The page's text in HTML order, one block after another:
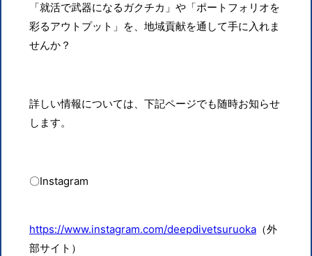
「就活で武器になるガクチカ」や「ポートフォリオを
彩るアウトプット」を、地域貢献を通して手に入れま
せんか？
詳しい情報については、下記ページでも随時お知らせ
します。
〇Instagram
https://www.instagram.com/deepdivetsuruoka （外
部サイト）